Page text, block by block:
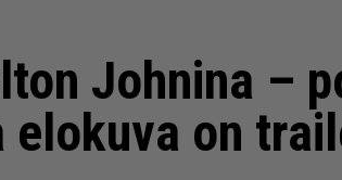
Johnina –
elokuva on